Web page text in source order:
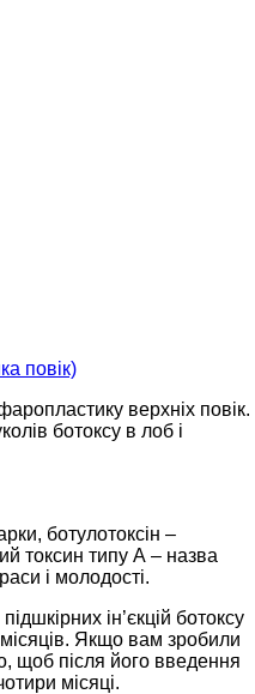
повік)
верхніх повік.
ботоксу в лоб і
ботулотоксін –
токсин типу А – назва
і молодості.
ін’єкцій ботоксу
Якщо вам зробили
щоб після його введення
місяці.